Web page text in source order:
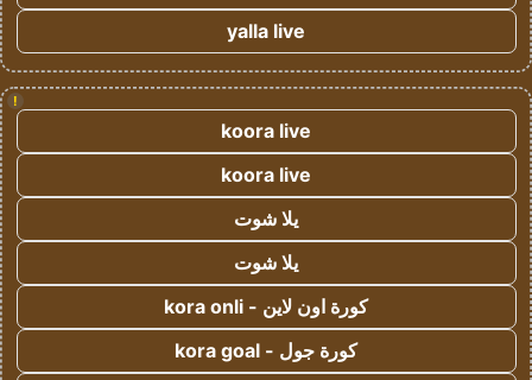
yalla live
!
koora live
koora live
يلا شوت
يلا شوت
كورة اون لاين - kora onli
كورة جول - kora goal